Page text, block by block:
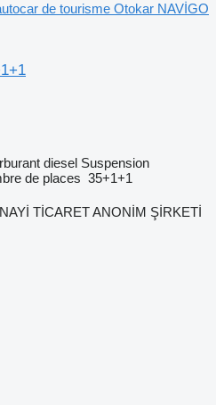
de tourisme Otokar NAVİGO
diesel Suspension
de places 35+1+1
TİCARET ANONİM ŞİRKETİ